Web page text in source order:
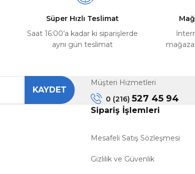
Gönder
Süper Hızlı Teslimat
Saat 16:00’a kadar ki siparişlerde
aynı gün teslimat
KAYDET
Müşteri Hizmetleri
0 (216) 527 45 94
Sipariş İşlemleri
Mesafeli Satış Sözleşmesi
Gizlilik ve Güvenlik